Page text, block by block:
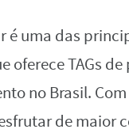
é uma das
oferece TAGs
no Brasil. Com
de maior